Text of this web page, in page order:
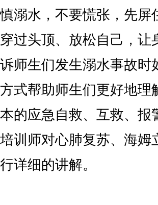
慎溺水，不要慌张，先屏
穿过头顶、放松自己，让
诉师生们发生溺水事故时
方式帮助师生们更好地理
本的应急自救、互救、报
培训师对心肺复苏、海姆
行详细的讲解。